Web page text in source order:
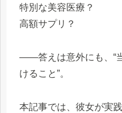
特別な美容医療？
高額サプリ？
――答えは意外にも、“
けること”。
本記事では、彼女が実